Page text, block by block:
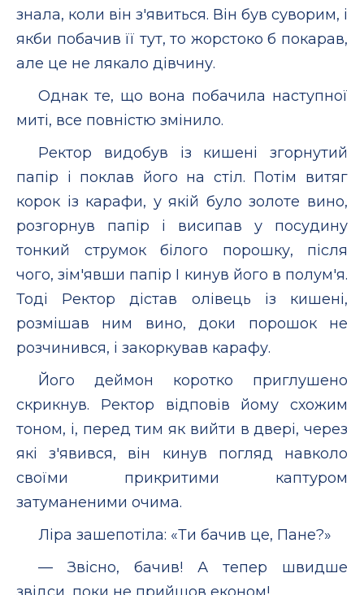
знала, коли він з'явиться. Він був суворим, і
якби побачив її тут, то жорстоко б покарав,
але це не лякало дівчину.
Однак те, що вона побачила наступної
миті, все повністю змінило.
Ректор видобув із кишені згорнутий
папір і поклав його на стіл. Потім витяг
корок із карафи, у якій було золоте вино,
розгорнув папір і висипав у посудину
тонкий струмок білого порошку, після
чого, зім'явши папір І кинув його в полум'я.
Тоді Ректор дістав олівець із кишені,
розмішав ним вино, доки порошок не
розчинився, і закоркував карафу.
Його деймон коротко приглушено
скрикнув. Ректор відповів йому схожим
тоном, і, перед тим як вийти в двері, через
які з'явився, він кинув погляд навколо
своїми прикритими каптуром
затуманеними очима.
Ліра зашепотіла: «Ти бачив це, Пане?»
— Звісно, бачив! А тепер швидше